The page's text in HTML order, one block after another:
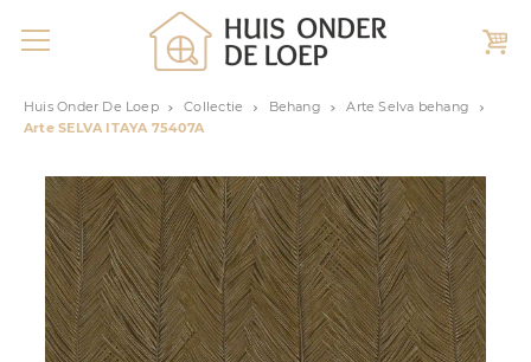
Huis Onder De Loep Collectie Behang
Arte Selva behang
Arte SELVA ITAYA 75407A